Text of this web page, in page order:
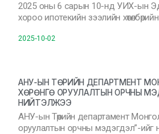
2025 оны 6 сарын 10-нд УИХ-ын
хороо ипотекийн зээлийн
2025-10-02
АНУ-ЫН ТӨРИЙН ДЕПАРТМЕНТ
ХӨРӨНГӨ ОРУУЛАЛТЫН ОРЧНЫ
НИЙТЭЛЖЭЭ
АНУ-ын Төрийн департамент Монгол
оруулалтын орчны мэдэгдэл”-ийг